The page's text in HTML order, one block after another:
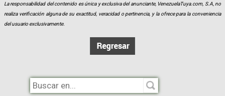
La responsabilidad del contenido es única y exclusiva del anunciante, VenezuelaTuya.com, S.A, no
realiza verificación alguna de su exactitud, veracidad o pertinencia, y la ofrece para la conveniencia
del usuario exclusivamente.